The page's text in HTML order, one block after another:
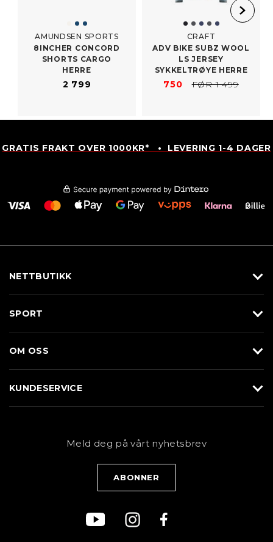
AMUNDSEN SPORTS
8INCHER CONCORD
SHORTS CARGO
HERRE
2 799
CRAFT
ADV BIKE SUBZ WOOL
LS JERSEY
SYKKELTRØYE HERRE
750 FØR 1 499
GRATIS FRAKT OVER 1000KR* • LEVERING 1-4 DAGER
NETTBUTIKK
Sko
Merkevarer
SPORT
Løp
Sykkel
OM OSS
KUNDESERVICE
PersonvernerklæringMeld deg på vårt nyhetsbrev